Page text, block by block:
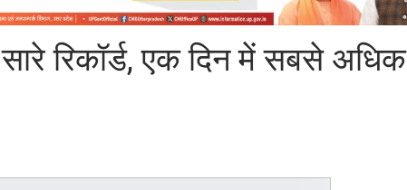
रिकॉर्ड, एक दिन में सबसे अधिक